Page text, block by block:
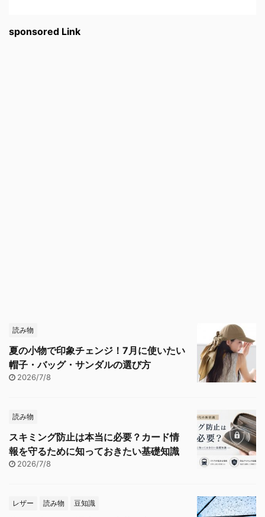
sponsored Link
読み物
夏の小物で印象チェンジ！7月に使いたい
帽子・バッグ・サンダルの選び方
2026/7/8
読み物
スキミング防止は本当に必要？カード情
報を守るために知っておきたい基礎知識
2026/7/8
レザー 読み物 豆知識